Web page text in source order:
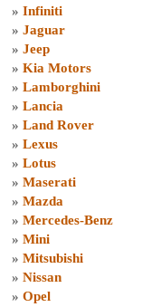
» Infiniti
» Jaguar
» Jeep
» Kia Motors
» Lamborghini
» Lancia
» Land Rover
» Lexus
» Lotus
» Maserati
» Mazda
» Mercedes-Benz
» Mini
» Mitsubishi
» Nissan
» Opel